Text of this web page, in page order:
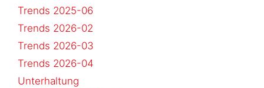
Trends 2025-06
Trends 2026-02
Trends 2026-03
Trends 2026-04
Unterhaltung